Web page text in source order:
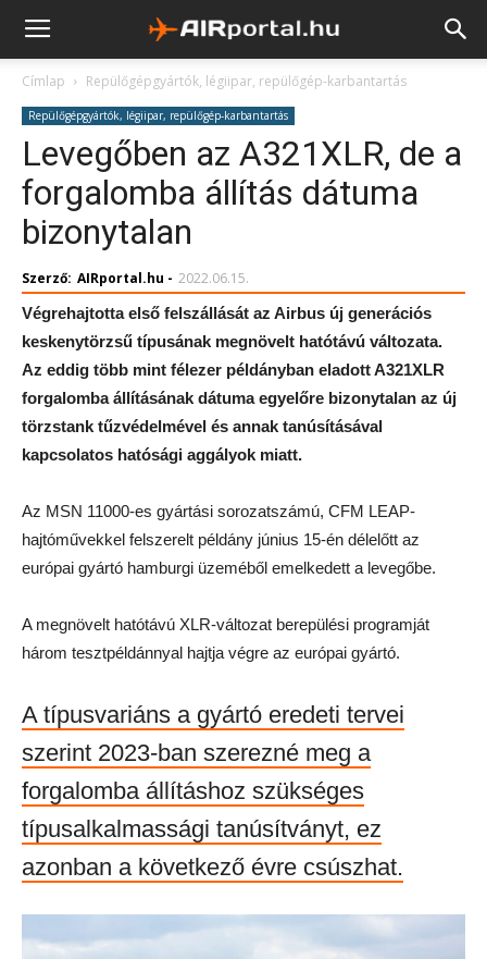
Címlap Repülőgépgyártók, légiipar, repülőgép-karbantartás
Repülőgépgyártók, légiipar, repülőgép-karbantartás
Levegőben az A321XLR, de a
forgalomba állítás dátuma
bizonytalan
Szerző: AIRportal.hu - 2022.06.15.
Végrehajtotta első felszállását az Airbus új generációs
keskenytörzsű típusának megnövelt hatótávú változata.
Az eddig több mint félezer példányban eladott A321XLR
forgalomba állításának dátuma egyelőre bizonytalan az új
törzstank tűzvédelmével és annak tanúsításával
kapcsolatos hatósági aggályok miatt.
Az MSN 11000-es gyártási sorozatszámú, CFM LEAP-
hajtóművekkel felszerelt példány június 15-én délelőtt az
európai gyártó hamburgi üzeméből emelkedett a levegőbe.
A megnövelt hatótávú XLR-változat berepülési programját
három tesztpéldánnyal hajtja végre az európai gyártó.
A típusvariáns a gyártó eredeti tervei
szerint 2023-ban szerezné meg a
forgalomba állításhoz szükséges
típusalkalmassági tanúsítványt, ez
azonban a következő évre csúszhat.